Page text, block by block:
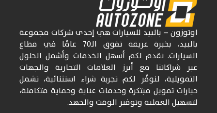
اوتوزون– بالبيد للسياراتهي إحدى شركات مجموعة
بالبيد، بخبرة عريقة تفوق الـ70
عامًا في قطاع
السيارات. نقدم لكم أسهل الخدمات وأشمل الحلول
عبر شراكاتنا مع أبرز العلامات التجارية والجهات
التمويلية، لنوفّر لكم تجربة شراء استثنائية، تشمل
خيارات تمويل مبتكرة وخدمات عناية وحماية متكاملة،
لتسهيل العملية وتوفير الوقت والجهد.